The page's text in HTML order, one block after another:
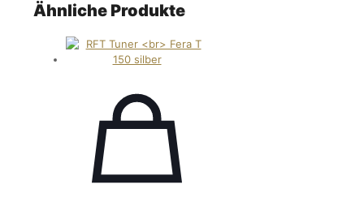
Ähnliche Produkte